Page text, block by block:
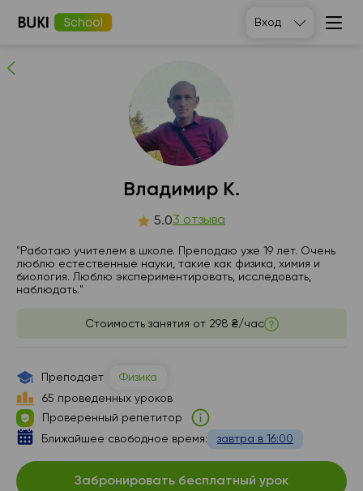
Вход
Владимир К. людей рекомендуют
Владимир К.
5.03 отзыва
"Работаю учителем в школе. Преподаю уже 19 лет. Очень
люблю естественные науки, такие как физика, химия и
биология. Люблю экспериментировать, исследовать,
наблюдать."
Стоимость занятия от 298 ₴/час
Преподает
Физика
65 проведенных уроков
Проверенный репетитор
Ближайшее свободное время:
завтра в 16:00
Забронировать бесплатный урок
пн
вт
Нет
свободных
16:00
17:30
18:00
16:00
16:30
18:30
16:00